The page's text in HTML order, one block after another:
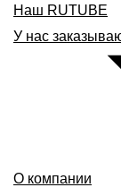
Наш RUTUBE
У нас
О компании